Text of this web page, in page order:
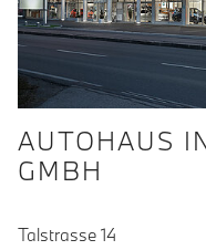
AUTOHAUS
GMBH
Talstrasse 14